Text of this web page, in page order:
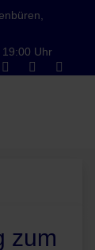
Uhr
zum